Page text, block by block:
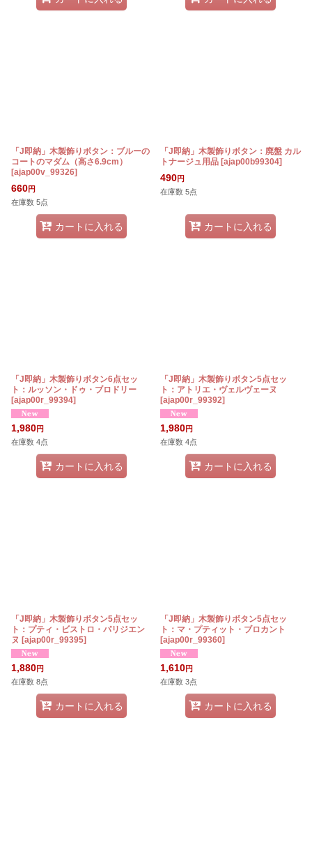
「J即納」木製飾りボタン：ブルーの
コートのマダム（高さ6.9cm）
[ajap00v_99326]
660円
在庫数 5点
カートに入れる
「J即納」木製飾りボタン：廃盤 カル
トナージュ用品 [ajap00b99304]
490円
在庫数 5点
カートに入れる
「J即納」木製飾りボタン6点セッ
ト：ルッソン・ドゥ・ブロドリー
[ajap00r_99394]
1,980円
在庫数 4点
カートに入れる
「J即納」木製飾りボタン5点セッ
ト：アトリエ・ヴェルヴェーヌ
[ajap00r_99392]
1,980円
在庫数 4点
カートに入れる
「J即納」木製飾りボタン5点セッ
ト：プティ・ビストロ・パリジエン
ヌ [ajap00r_99395]
1,880円
在庫数 8点
カートに入れる
「J即納」木製飾りボタン5点セッ
ト：マ・プティット・ブロカント
[ajap00r_99360]
1,610円
在庫数 3点
カートに入れる